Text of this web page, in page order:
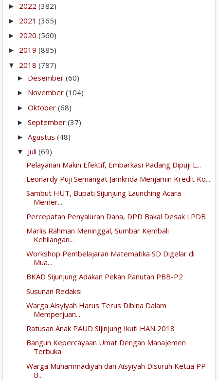
► 2022 (382)
► 2021 (365)
► 2020 (560)
► 2019 (885)
▼ 2018 (787)
► Desember (60)
► November (104)
► Oktober (68)
► September (37)
► Agustus (48)
▼ Juli (69)
Pelayanan Makin Efektif, Embarkasi Padang Dipuji L...
Leonardy Puji Semangat Jamkrida Menjamin Kredit Ko...
Sambut HUT, Bupati Sijunjung Launching Acara
Memer...
Percepatan Penyaluran Dana, DPD Bakal Desak LPDB
Marlis Rahman Meninggal, Sumbar Kembali
Kehilangan...
Workshop Pembelajaran Matematika SD Digelar di
Mua...
BKAD Sijunjung Adakan Pekan Panutan PBB-P2
Susunan Redaksi
Warga Aisyiyah Harus Terus Dibina Dalam
Memperjuan...
Ratusan Anak PAUD Sijinjung Ikuti HAN 2018
Bangun Kepercayaan Umat Dengan Manajemen
Terbuka
Warga Muhammadiyah dan Aisyiyah Disuruh Ketua PP
B...